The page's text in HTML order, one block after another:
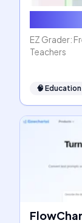
EZ Grader:
Teachers
🧠 Education